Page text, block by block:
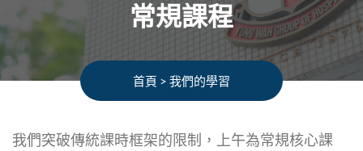
常規課程
首頁 > 我們的學習
我們突破傳統課時框架的限制，上午為常規核心課